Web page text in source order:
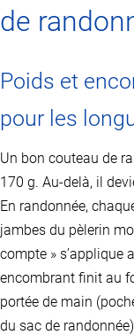
de
Poids et
pour les
Un bon couteau de
170 g. Au-delà, il
En randonnée,
jambes du pèlerin
compte » s’applique
encombrant finit au
portée de main
du sac de